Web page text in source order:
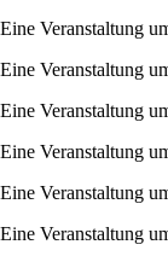
Eine Veranstaltung
Eine Veranstaltung
Eine Veranstaltung
Eine Veranstaltung
Eine Veranstaltung
Eine Veranstaltung